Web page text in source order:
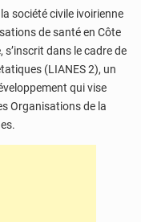
société civile ivoirienne
de santé en Côte
s’inscrit dans le cadre de
(LIANES 2), un
qui vise
Organisations de la